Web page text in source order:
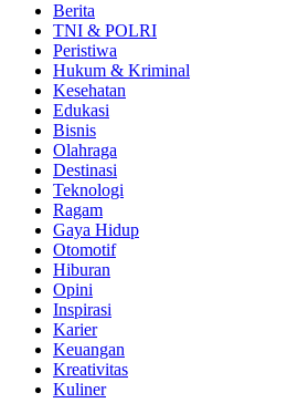
Berita
TNI & POLRI
Peristiwa
Hukum & Kriminal
Kesehatan
Edukasi
Bisnis
Olahraga
Destinasi
Teknologi
Ragam
Gaya Hidup
Otomotif
Hiburan
Opini
Inspirasi
Karier
Keuangan
Kreativitas
Kuliner